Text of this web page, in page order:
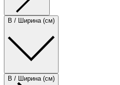
B / Ширина (см)
B / Ширина (см)